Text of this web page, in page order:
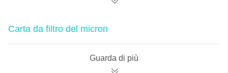
Carta da filtro del micron
Guarda di più